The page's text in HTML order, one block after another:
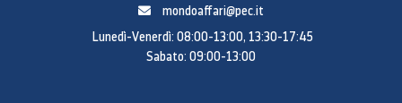
mondoaffari@pec.it
Lunedì-Venerdì: 08:00-13:00, 13:30-17:45
Sabato: 09:00-13:00